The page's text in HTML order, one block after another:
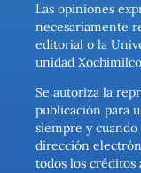
Las opiniones
necesariamente
editorial o la
unidad
Se autoriza la
publicación para
siempre y
dirección
todos los créditos